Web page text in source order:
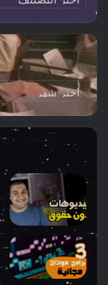
كريزي
نت
أرشيف